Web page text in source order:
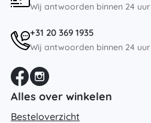
Wij antwoorden binnen 24 uur
+31 20 369 1935
Wij antwoorden binnen 24 uur
Alles over winkelen
Besteloverzicht